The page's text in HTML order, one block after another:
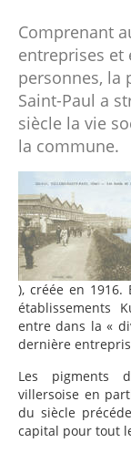
Comprenant
entreprises et
personnes, la
Saint-Paul a
siècle la vie
la commune.
), créée en 1916.
établissements
entre dans la «
dernière
Les pigments
villersoise en
du siècle
capital pour tout